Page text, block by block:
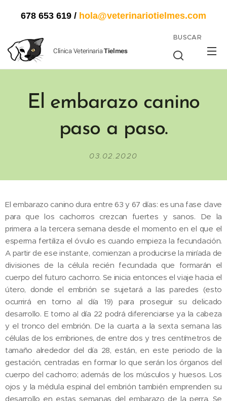
678 653 619 / hola@veterinariotielmes.com
Clínica Veterinaria Tielmes
BUSCAR
El embarazo canino
paso a paso.
03.02.2020
El embarazo canino dura entre 63 y 67 días: es una fase clave
para que los cachorros crezcan fuertes y sanos. De la
primera a la tercera semana desde el momento en el que el
esperma fertiliza el óvulo es cuando empieza la fecundación.
A partir de ese instante, comienzan a producirse la miríada de
divisiones de la célula recién fecundada que formarán el
cuerpo del futuro cachorro. Se inicia entonces el viaje hacia el
útero, donde el embrión se sujetará a las paredes (esto
ocurrirá en torno al día 19) para proseguir su delicado
desarrollo. E torno al día 22 podrá diferenciarse ya la cabeza
y el tronco del embrión. De la cuarta a la sexta semana las
células de los embriones, de entre dos y tres centímetros de
tamaño alrededor del día 28, están, en este periodo de la
gestación, centradas en formar lo que serán los órganos del
cuerpo del cachorro; además de los músculos y huesos. Los
ojos y la médula espinal del embrión también emprenden su
desarrollo en estas semanas del embarazo de la perra. Se